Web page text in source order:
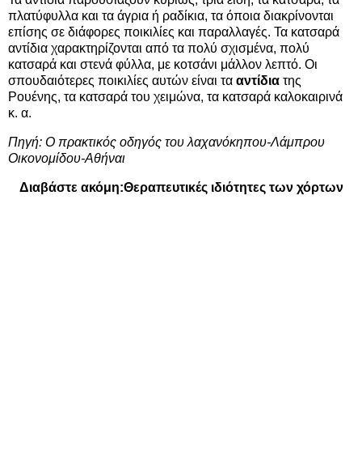
πλατύφυλλα και τα άγρια ή ραδίκια, τα όποια διακρίνονται
επίσης σε διάφορες ποικιλίες και παραλλαγές. Τα κατσαρά
αντίδια χαρακτηρίζονται από τα πολύ σχισμένα, πολύ
κατσαρά και στενά φύλλα, με κοτσάνι μάλλον λεπτό. Οι
σπουδαιότερες ποικιλίες αυτών είναι τα αντίδια της
Ρουένης, τα κατσαρά του χειμώνα, τα κατσαρά καλοκαιρινά
κ. α.
Πηγή: Ο πρακτικός οδηγός του λαχανόκηπου-Λάμπρου
Οικονομίδου-Αθήναι
Διαβάστε ακόμη:Θεραπευτικές ιδιότητες των χόρτων